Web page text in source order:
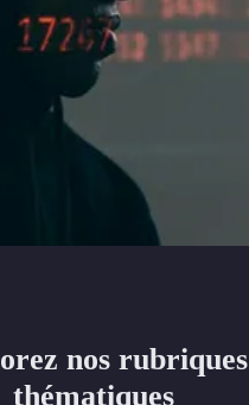
nos rubriques
thématiques